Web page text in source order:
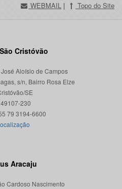
WEBMAIL | Topo do Site
Cristóvão
Aloísio de Campos
s/n, Bairro Rosa Elze
SE
230
Aracaju
Cardoso Nascimento